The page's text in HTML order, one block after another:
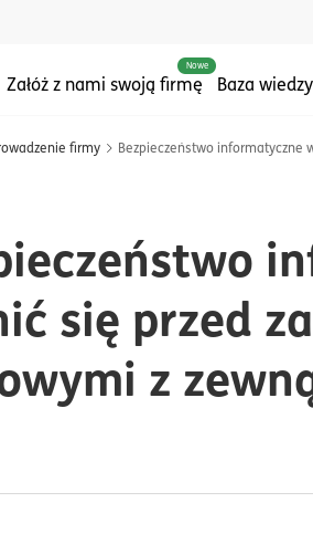
główne serwisu
Załóż z nami swoją firmę
Nowe
Baza wiedzy
firmy Bezpieczeństwo informatyczne
z tagiem:#IT
się przed
z